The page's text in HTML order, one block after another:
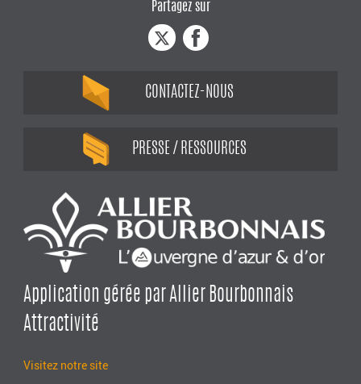
Application gérée par Allier Bourbonnais
Attractivité
Visitez notre site
Partagez sur
CONTACTEZ-NOUS
PRESSE / RESSOURCES